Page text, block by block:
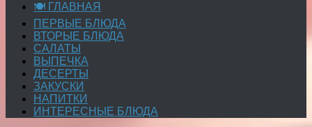
🍽 ГЛАВНАЯ
ПЕРВЫЕ БЛЮДА
ВТОРЫЕ БЛЮДА
САЛАТЫ
ВЫПЕЧКА
ДЕСЕРТЫ
ЗАКУСКИ
НАПИТКИ
ИНТЕРЕСНЫЕ БЛЮДА